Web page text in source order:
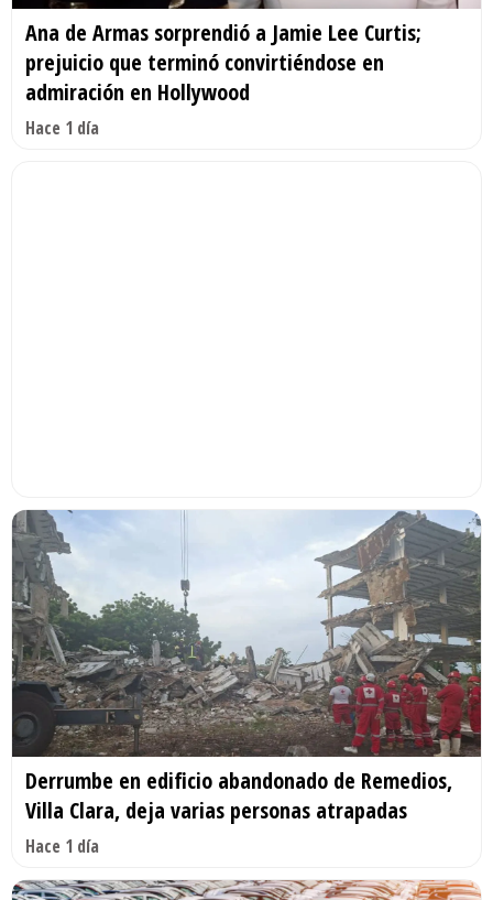
Ana de Armas sorprendió a Jamie Lee Curtis;
prejuicio que terminó convirtiéndose en
admiración en Hollywood
Hace 1 día
Derrumbe en edificio abandonado de Remedios,
Villa Clara, deja varias personas atrapadas
Hace 1 día